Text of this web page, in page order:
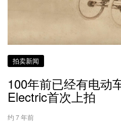
拍卖新闻
100年前已经有电动
Electric首次上拍
约 7 年前